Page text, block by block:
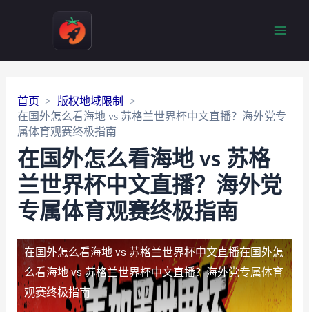
首页
版权地域限制
在国外怎么看海地 vs 苏格兰世界杯中文直播？海外党专
属体育观赛终极指南
在国外怎么看海地 vs 苏格
兰世界杯中文直播？海外党
专属体育观赛终极指南
在国外怎么看海地 vs 苏格兰世界杯中文直播在国外怎
么看海地 vs 苏格兰世界杯中文直播？海外党专属体育
观赛终极指南